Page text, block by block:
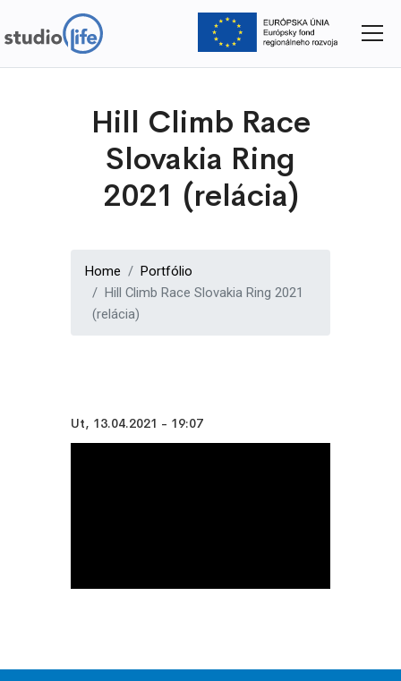
na
Hill Climb Race
Slovakia Ring
2021 (relácia)
Home
Portfólio
Hill Climb Race Slovakia Ring 2021
(relácia)
Ut, 13.04.2021 - 19:07